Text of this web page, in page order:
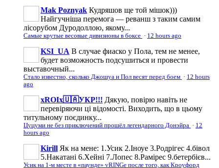
Mak Poznyak Кудряшов ще той мішок)))
Найгучніша перемога — реванш з таким самим
лісорубом Дуродоллою, якому...
Самые крутые весовые дивизионы в боксе · 12 hours ago
KSI_UA В случае фиаско у Пола, тем не менее,
будет возможность подсушиться и провести
выставочный...
Стало известно, сколько Джошуа и Пол весят перед боем · 12 hours
ago
xROIx🇺🇦УКР!!! Дякую, повірю навіть не
перевіряючи ці відомості. Виходить, що в цьому
титульному поєдинку...
Цуцуми не без приключений прошёл легендарного Донэйра · 12
hours ago
Kirill Як на мене: 1.Усик 2.Іноуе 3.Родрігес 4.бівол
5.Накатані 6.Хейні 7.Лопес 8.Рамірес 9.бетербієв...
Усик на 1-м месте в «паунде» vRINGe после того, как Кроуфорд